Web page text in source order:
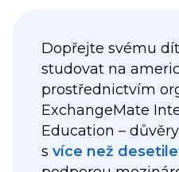
Dopřejte svému
studovat na
prostřednictvím
ExchangeMate
Education –
s více než